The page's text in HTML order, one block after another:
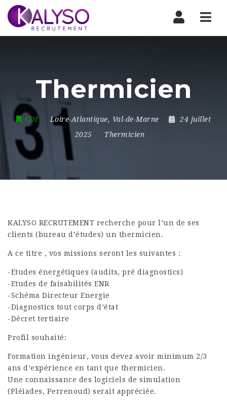
Thermicien
CDI Loire-Atlantique, Val-de-Marne
24 juillet
2025
Thermicien
KALYSO RECRUTEMENT recherche pour l’un de ses
clients (bureau d’études) un thermicien.
A ce titre , vos missions seront les suivantes :
-Etudes énergétiques (audits, pré diagnostics)
-Etudes de faisabilités ENR
-Schéma Directeur Energie
-Diagnostics tout corps d’état
-Décret tertiaire
Profil souhaité:
Formation ingénieur, vous devez avoir minimum 2/3
ans d’expérience en tant que thermicien.
Une connaissance des logiciels de simulation
(Pléiades, Perrenoud) serait appréciée.